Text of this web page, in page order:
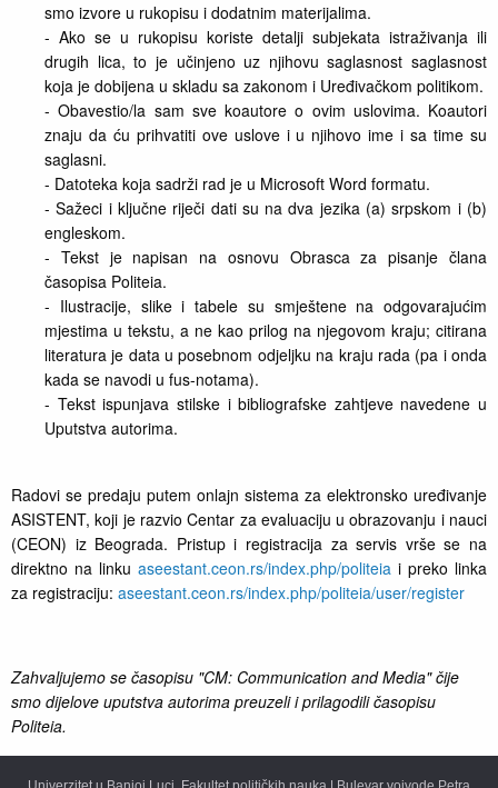
smo izvore u rukopisu i dodatnim materijalima.
- Ako se u rukopisu koriste detalji subjekata istraživanja ili
drugih lica, to je učinjeno uz njihovu saglasnost saglasnost
koja je dobijena u skladu sa zakonom i Uređivačkom politikom.
- Obavestio/la sam sve koautore o ovim uslovima. Koautori
znaju da ću prihvatiti ove uslove i u njihovo ime i sa time su
saglasni.
- Datoteka koja sadrži rad je u Microsoft Word formatu.
- Sažeci i ključne riječi dati su na dva jezika (a) srpskom i (b)
engleskom.
- Tekst je napisan na osnovu Obrasca za pisanje člana
časopisa Politeia.
- Ilustracije, slike i tabele su smještene na odgovarajućim
mjestima u tekstu, a ne kao prilog na njegovom kraju; citirana
literatura je data u posebnom odjeljku na kraju rada (pa i onda
kada se navodi u fus-notama).
- Tekst ispunjava stilske i bibliografske zahtjeve navedene u
Uputstva autorima.
Radovi se predaju putem onlajn sistema za elektronsko uređivanje
ASISTENT, koji je razvio Centar za evaluaciju u obrazovanju i nauci
(CEON) iz Beograda. Pristup i registracija za servis vrše se na
direktno na linku aseestant.ceon.rs/index.php/politeia i preko linka
za registraciju: aseestant.ceon.rs/index.php/politeia/user/register
Zahvaljujemo se časopisu "CM: Communication and Media" čije
smo dijelove uputstva autorima preuzeli i prilagodili časopisu
Politeia.